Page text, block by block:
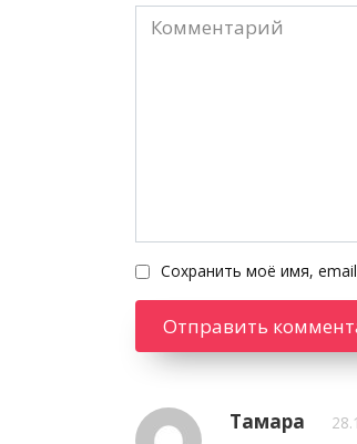
Комментарий
Сохранить моё имя,
Тамара